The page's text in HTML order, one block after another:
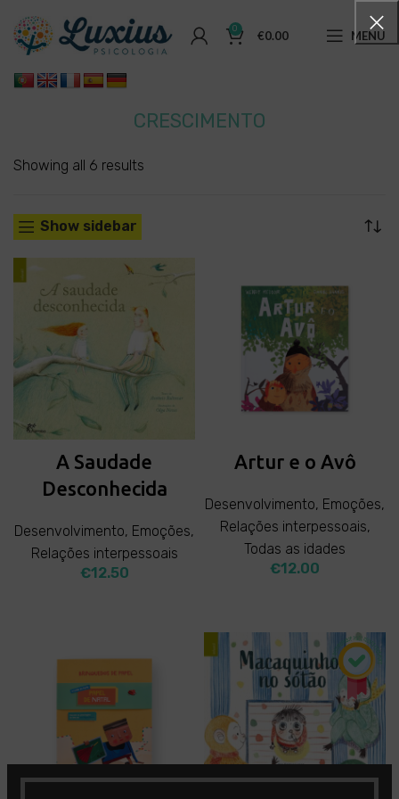
0 €0.00 MENU
CRESCIMENTO
Showing all 6 results
Show sidebar
A Saudade
Desconhecida
Desenvolvimento, Emoções,
Relações interpessoais
€12.50
Artur e o Avô
Desenvolvimento, Emoções,
Relações interpessoais,
Todas as idades
€12.00